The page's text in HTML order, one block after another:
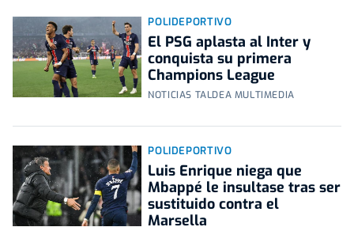
POLIDEPORTIVO
El PSG aplasta al Inter y
conquista su primera
Champions League
NOTICIAS TALDEA MULTIMEDIA
POLIDEPORTIVO
Luis Enrique niega que
Mbappé le insultase tras ser
sustituido contra el
Marsella